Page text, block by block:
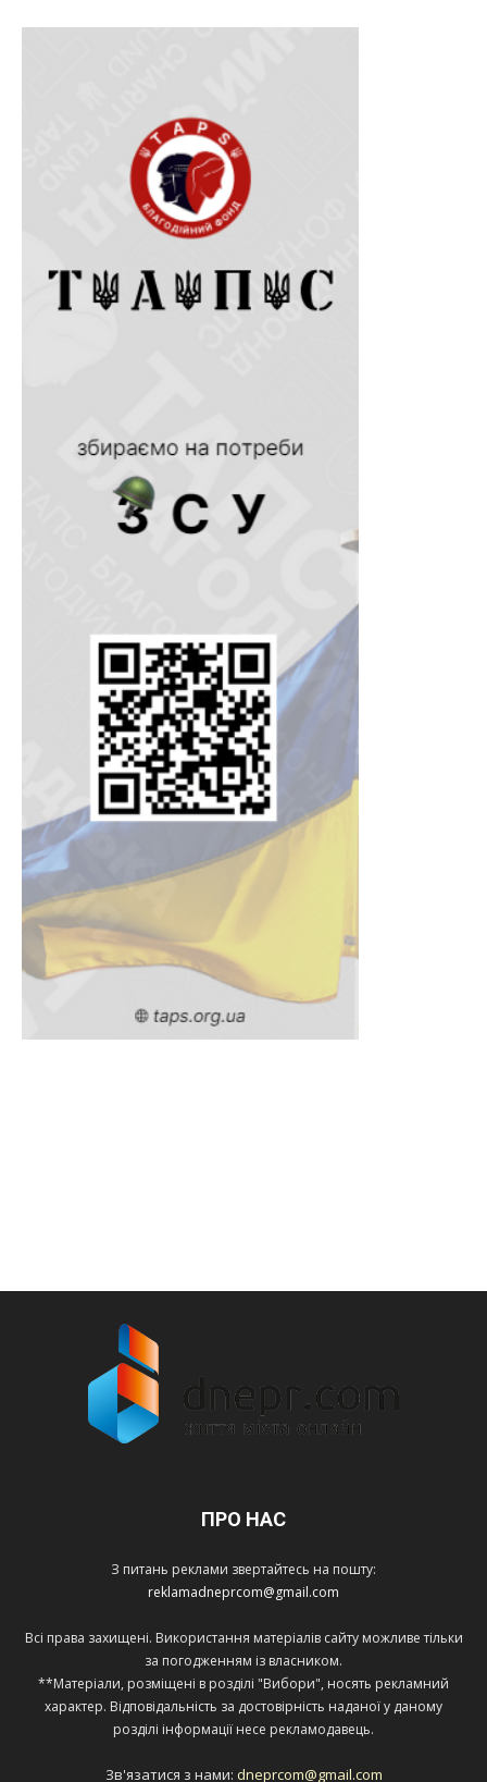
ПРО НАС
З питань реклами звертайтесь на пошту:
reklamadneprcom@gmail.com
Всі права захищені. Використання матеріалів сайту можливе тільки
за погодженням із власником.
**Матеріали, розміщені в розділі "Вибори", носять рекламний
характер. Відповідальність за достовірність наданої у даному
розділі інформації несе рекламодавець.
Зв'язатися з нами: dneprcom@gmail.com